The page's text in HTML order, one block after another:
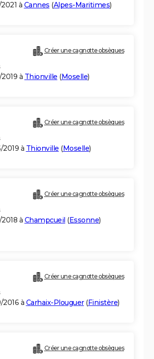
à Cannes (Alpes-Maritimes)
Créer une cagnotte obsèques
à Thionville (Moselle)
Créer une cagnotte obsèques
2019 à Thionville (Moselle)
Créer une cagnotte obsèques
à Champcueil (Essonne)
Créer une cagnotte obsèques
2016 à Carhaix-Plouguer(Finistère)
Créer une cagnotte obsèques